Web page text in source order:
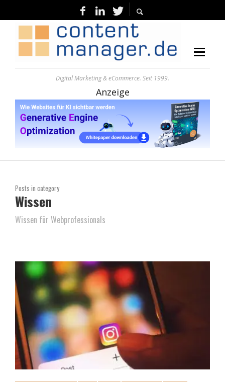
Digital Marketing & eCommerce. Seit 1999.
Anzeige
Posts in category
Wissen
Wissen für Webprofessionals